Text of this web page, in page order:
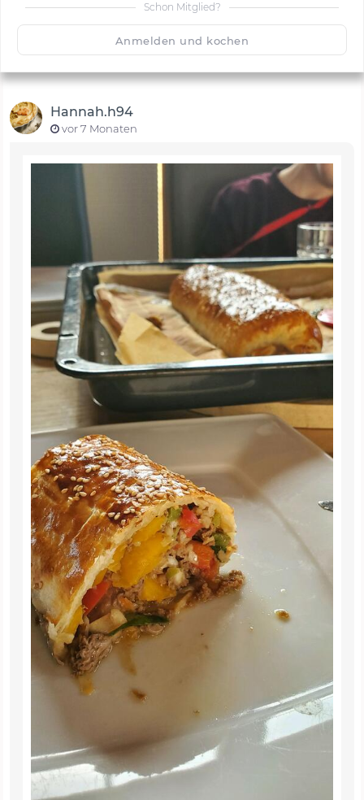
Schon Mitglied?
Anmelden und kochen
🙂 Speichern
Hannah.h94
vor 7 Monaten